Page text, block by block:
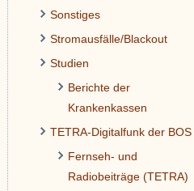
Sonstiges
Stromausfälle/Blackout
Studien
Berichte der
Krankenkassen
TETRA-Digitalfunk der BOS
Fernseh- und
Radiobeiträge (TETRA)